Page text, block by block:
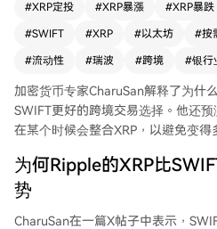
性层整合以保持竞争力，或仅作为
丧失金融权威。尽管SWIFT正与
本，以拓展至执行层，但
于消息和资产转移试验，并非流
以太坊网络验证会产生成本，无
付中竞争。他强调，若SWIFT不与
1.41美元，24小时内下跌超4%。
#XRP定投 #XRP暴漲 #XRP暴跌
#SWIFT #XRP #以太坊 #按
#流动性 #瑞波 #跨境 #银行
加密货币专家CharuSan解释了为什
SWIFT更好的跨境交易选择。他还预
在某个时候会整合XRP，以避免变得
为何Ripple的XRP比
势
CharuSan在一篇X帖子中表示，